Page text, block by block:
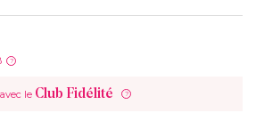
?
avec le Club Fidélité ?